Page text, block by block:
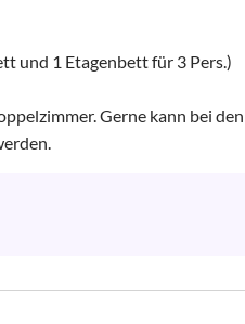
und 1 Etagenbett für 3 Pers.)
Gerne kann bei den